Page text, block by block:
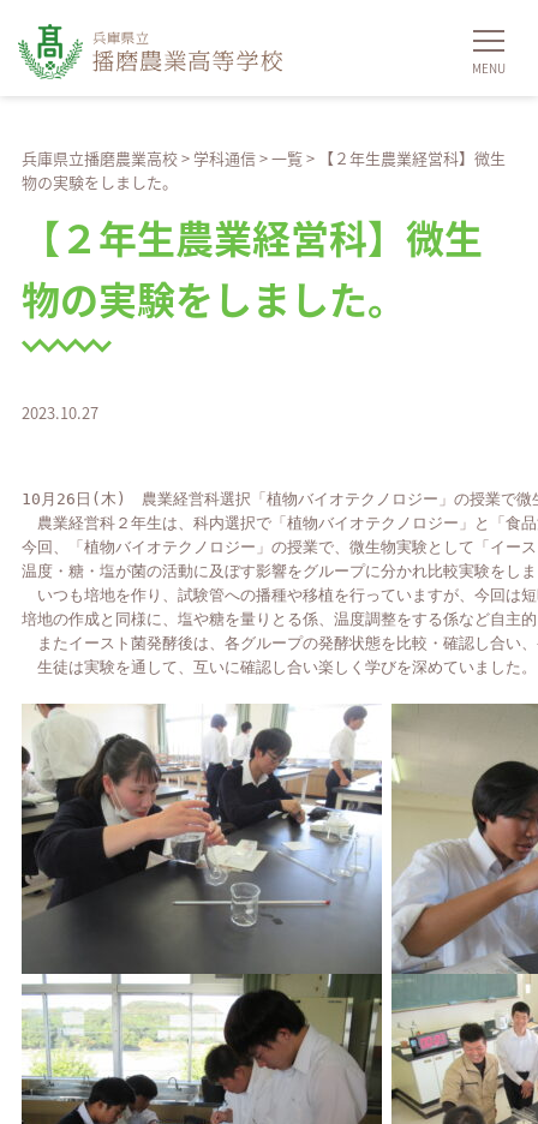
兵庫県立播磨農業高校> 学科通信>一覧> 【２年生農業経営科】微生
物の実験をしました。
【２年生農業経営科】微生
物の実験をしました。
2023.10.27
10月26日(木)　農業経営科選択「植物バイオテクノロジー」の授業で微
農業経営科２年生は、科内選択で「植物バイオテクノロジー」と「食
今回、「植物バイオテクノロジー」の授業で、微生物実験として「イー
温度・糖・塩が菌の活動に及ぼす影響をグループに分かれ比較実験をし
いつも培地を作り、試験管への播種や移植を行っていますが、今回は
培地の作成と同様に、塩や糖を量りとる係、温度調整をする係など自主
またイースト菌発酵後は、各グループの発酵状態を比較・確認し合い
生徒は実験を通して、互いに確認し合い楽しく学びを深めていました。